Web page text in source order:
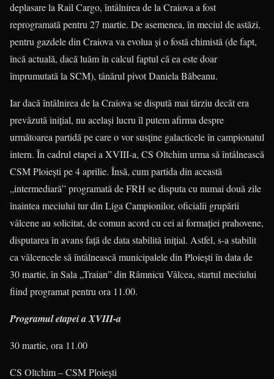
deplasare la Rail Cargo, întâlnirea de la Craiova a fost
reprogramată pentru 27 martie. De asemenea, în meciul de astăzi,
pentru gazdele din Craiova va evolua şi o fostă chimistă (de fapt,
încă actuală, dacă luăm în calcul faptul că ea este doar
împrumutată la SCM), tânărul pivot Daniela Băbeanu.
Iar dacă întâlnirea de la Craiova se dispută mai târziu decât era
prevăzută iniţial, nu acelaşi lucru îl putem afirma despre
următoarea partidă pe care o vor susţine galacticele în campionatul
intern. În cadrul etapei a XVIII-a, CS Oltchim urma să întâlnească
CSM Ploieşti pe 4 aprilie. Însă, cum partida din această
„intermediară” programată de FRH se disputa cu numai două zile
înaintea meciului tur din Liga Campionilor, oficialii grupării
vâlcene au solicitat, de comun acord cu cei ai formaţiei prahovene,
disputarea în avans faţă de data stabilită iniţial. Astfel, s-a stabilit
ca vâlcencele să întâlnească municipalele din Ploieşti în data de
30 martie, în Sala „Traian” din Râmnicu Vâlcea, startul meciului
fiind programat pentru ora 11.00.
Programul etapei a XVIII-a
30 martie, ora 11.00
CS Oltchim – CSM Ploieşti